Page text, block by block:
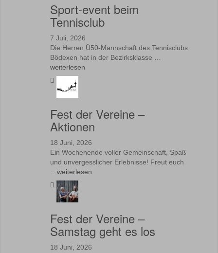
Sport-event beim
Tennisclub
7 Juli, 2026
Die Herren Ü50-Mannschaft des Tennisclubs
Bödexen hat in der Bezirksklasse …
weiterlesen
Fest der Vereine –
Aktionen
18 Juni, 2026
Ein Wochenende voller Gemeinschaft, Spaß
und unvergesslicher Erlebnisse! Freut euch
weiterlesen
Fest der Vereine –
Samstag geht es los
18 Juni, 2026